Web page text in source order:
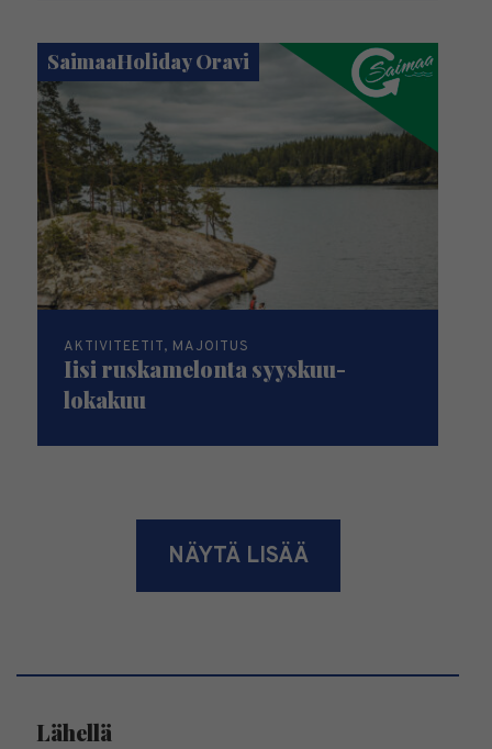
SaimaaHoliday Oravi
AKTIVITEETIT, MAJOITUS
Iisi ruskamelonta syyskuu-
lokakuu
NÄYTÄ LISÄÄ
Lähellä